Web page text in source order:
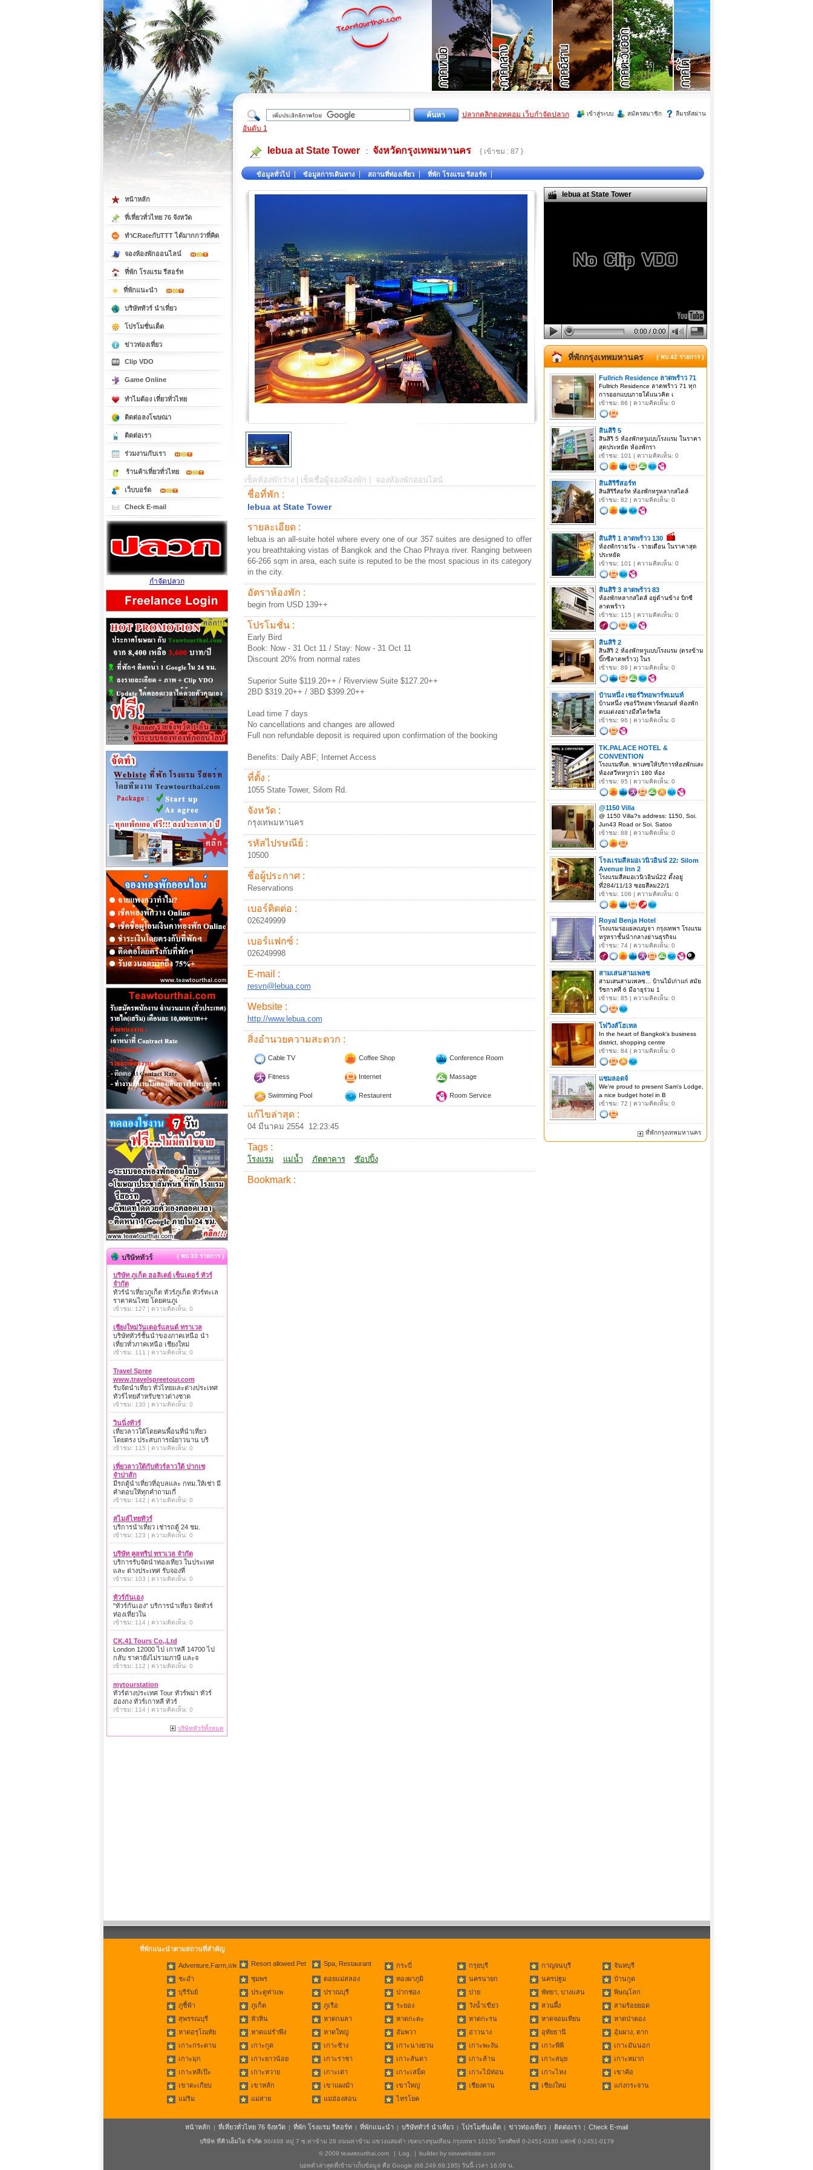
ที่เที่ยวภาคใต้
เข้าสู่ระบบ สมัครสมาชิก ลืมรหัสผ่าน
ปลวกคลิกดอทคอม เว็บกำจัดปลวก
อันดับ 1
lebua at State Tower : จังหวัดกรุงเทพมหานคร { เข้าชม : 87 }
ข้อมูลทั่วไป ข้อมูลการเดินทาง สถานที่ท่องเที่ยว ที่พัก โรงแรม รีสอร์ท
lebua at State Tower
ที่พักกรุงเทพมหานคร { พบ 42 รายการ }
Fullrich Residence ลาดพร้าว 71
Fullrich Residence ลาดพร้าว 71 ทุก
การออกแบบภายใต้แนวคิด เ
เข้าชม: 86 | ความคิดเห็น: 0
สินสิริ 5
สินสิริ 5 ห้องพักหรูแบบโรงแรม ในราคา
สุดประหยัด ห้องพักรา
เข้าชม: 101 | ความคิดเห็น: 0
สินสิริรีสอร์ท
สินสิริรีสอร์ท ห้องพักหรูหลากสไตล์
เข้าชม: 82 | ความคิดเห็น: 0
สินสิริ 1 ลาดพร้าว 130
ห้องพักรายวัน - รายเดือน ในราคาสุด
ประหยัด
เข้าชม: 101 | ความคิดเห็น: 0
สินสิริ 3 ลาดพร้าว 83
ห้องพักหลากสไตส์ อยู่ด้านข้าง บิกซี
ลาดพร้าว
เข้าชม: 115 | ความคิดเห็น: 0
สินสิริ 2
สินสิริ 2 ห้องพักหรูแบบโรงแรม (ตรงข้าม
บิ๊กซีลาดพร้าว) ในร
เข้าชม: 89 | ความคิดเห็น: 0
บ้านหนึ่ง เซอร์วิทอพาร์ทเมนท์
บ้านหนึ่ง เซอร์วิทอพาร์ทเมนท์ ห้องพัก
ตบแต่งอย่างมีสไตร์พร้อ
เข้าชม: 96 | ความคิดเห็น: 0
TK.PALACE HOTEL &
CONVENTION
โรงแรมทีเค. พาเลซให้บริการห้องพักและ
ห้องสวีทหรูกว่า 180 ห้อง
เข้าชม: 95 | ความคิดเห็น: 0
@1150 Villa
@ 1150 Villa?s address: 1150, Soi.
Jun43 Road or Soi. Satoo
เข้าชม: 88 | ความคิดเห็น: 0
โรงเเรมสีลมอเวนิวอินน์ 22: Silom
Avenue Inn 2
โรงเเรมสีลมอเวนิวอินน์22 ตั้งอยู่
ที่284/11/13 ซอยสีลม22/1
เข้าชม: 106 | ความคิดเห็น: 0
Royal Benja Hotel
โรงแรมรอแยลเบญจา กรุงเทพฯ โรงแรม
หรูหราชั้นนำกลางย่านธุรกิจแ
เข้าชม: 74 | ความคิดเห็น: 0
สามเสนสามเพลซ
สามเสนสามเพลซ... บ้านไม้เก่าแก่ สมัย
รัชกาลที่ 6 มีอายุร่วม 1
เข้าชม: 85 | ความคิดเห็น: 0
โฟวิงส์โฮเทล
In the heart of Bangkok's business
district, shopping centre
เข้าชม: 84 | ความคิดเห็น: 0
แซมลอดจ์
We're proud to present Sam's Lodge,
a nice budget hotel in B
เข้าชม: 72 | ความคิดเห็น: 0
ที่พักกรุงเทพมหานคร
เช็คห้องพักว่าง | เช็คชื่อผู้จองห้องพัก | จองห้องพักออนไลน์
ชื่อที่พัก :
lebua at State Tower
รายละเอียด :
lebua is an all-suite hotel where every one of our 357 suites are designed to offer
you breathtaking vistas of Bangkok and the Chao Phraya river. Ranging between
66-266 sqm in area, each suite is reputed to be the most spacious in its category
in the city.
อัตราห้องพัก :
begin from USD 139++
โปรโมชั่น :
Early Bird
Book: Now - 31 Oct 11 / Stay: Now - 31 Oct 11
Discount 20% from normal rates
Superior Suite $119.20++ / Riverview Suite $127.20++
2BD $319.20++ / 3BD $399.20++
Lead time 7 days
No cancellations and changes are allowed
Full non refundable deposit is required upon confirmation of the booking
Benefits: Daily ABF; Internet Access
ที่ตั้ง :
1055 State Tower, Silom Rd.
จังหวัด :
กรุงเทพมหานคร
รหัสไปรษณีย์ :
10500
ชื่อผู้ประกาศ :
Reservations
เบอร์ติดต่อ :
026249999
เบอร์แฟกซ์ :
026249998
E-mail :
resvn@lebua.com
Website :
http://www.lebua.com
สิ่งอำนวยความสะดวก :
Cable TV Coffee Shop Conference Room
Fitness Internet Massage
Swimming Pool Restaurent Room Service
แก้ไขล่าสุด :
04 มีนาคม 2554 12:23:45
Tags :
โรงแรม แม่น้ำ ภัตตาคาร ช๊อปปิ้ง
Bookmark :
หน้าหลัก
ที่เที่ยวทั่วไทย 76 จังหวัด
ทำCRateกับTTT ได้มากกว่าที่คิด
จองห้องพักออนไลน์
ที่พัก โรงแรม รีสอร์ท
ที่พักแนะนำ
บริษัททัวร์ นำเที่ยว
โปรโมชั่นเด็ด
ข่าวท่องเที่ยว
Clip VDO
Game Online
ทำไมต้อง เที่ยวทั่วไทย
ติดต่อลงโฆษณา
ติดต่อเรา
ร่วมงานกับเรา
ร้านค้าเที่ยวทั่วไทย
เว็บบอร์ด
Check E-mail
กำจัดปลวก
บริษัททัวร์ { พบ 33 รายการ }
บริษัท ภูเก็ต ฮอลิเดย์ เซ็นเตอร์ ทัวร์
จำกัด
ทัวร์นำเที่ยวภูเก็ต ทัวร์ภูเก็ต ทัวร์ทะเล
ราคาคนไทย โดยคนภูเ
เข้าชม: 127 | ความคิดเห็น: 0
เชียงใหม่วันเดอร์แลนด์ ทราเวล
บริษัททัวร์ชั้นนำของภาคเหนือ นำ
เที่ยวทั่วภาคเหนือ เชียงใหม่
เข้าชม: 111 | ความคิดเห็น: 0
Travel Spree
www.travelspreetour.com
รับจัดนำเที่ยว ทั่วไทยและต่างประเทศ
ทัวร์ไทยสำหรับชาวต่างชาต
เข้าชม: 130 | ความคิดเห็น: 0
วินนิ่งทัวร์
เที่ยวลาวใต้โดยคนพื้อนที่นำเที่ยว
โดยตรง ประสบการณ์ยาวนาน บริ
เข้าชม: 115 | ความคิดเห็น: 0
เที่ยวลาวใต้กับทัวร์ลาวใต้ ปากเซ
จำปาสัก
มีรถตู้นำเที่ยวที่อุบลและ กทม.ให้เช่า มี
คำตอบให้ทุกคำถามเกี่
เข้าชม: 142 | ความคิดเห็น: 0
สไมล์ไทยทัวร์
บริการนำเที่ยว เช่ารถตู้ 24 ชม.
เข้าชม: 123 | ความคิดเห็น: 0
บริษัท คูลทริป ทราเวล จำกัด
บริการรับจัดนำท่องเที่ยว ในประเทศ
และ ต่างประเทศ รับจองที่
เข้าชม: 103 | ความคิดเห็น: 0
ทัวร์กันเอง
"ทัวร์กันเอง" บริการนำเที่ยว จัดทัวร์
ท่องเที่ยวใน
เข้าชม: 114 | ความคิดเห็น: 0
CK.41 Tours Co.,Ltd
London 12000 ไป เกาหลี 14700 ไป
กลับ ราคายังไม่รวมภาษี และจ
เข้าชม: 112 | ความคิดเห็น: 0
mytourstation
ทัวร์ต่างประเทศ Tour ทัวร์พม่า ทัวร์
ฮ่องกง ทัวร์เกาหลี ทัวร์
เข้าชม: 114 | ความคิดเห็น: 0
บริษัททัวร์ทั้งหมด
ที่พักแนะนำตามสถานที่สำคัญ
Adventure,Farm,แพ Resort allowed Pet Spa, Restaurant กระบี่ กรุยบุรี กาญจนบุรี
จันทบุรี
ชะอำ
ชุมพร ดอยแม่สลอง ทองผาภูมิ นครนายก นครปฐม
บ้านกูด
บุรีรัมย์
ประตูท่าแพ ปราณบุรี ปากช่อง ปาย พัทยา, บางแสน
พิษณุโลก
ภูชี้ฟ้า
ภูเก็ต ภูเรือ ระยอง วังน้ำเขียว สวนผึ้ง
สามร้อยยอด
สุพรรณบุรี
หัวหิน หาดกมลา หาดกะตะ หาดกะรน หาดจอมเทียน
หาดป่าตอง
หาดอรุโณทัย
หาดแม่รำพึง หาดใหญ่ อัมพวา อ่าวนาง อุทัยธานี
อุ้มผาง, ตาก
เกาะกระดาน
เกาะกูด เกาะช้าง เกาะนางยวน เกาะพะงัน เกาะพีพี
เกาะมันนอก
เกาะมุก
เกาะยาวน้อย เกาะราชา เกาะลันตา เกาะล้าน เกาะสมุย
เกาะหมาก
เกาะหลีเป๊ะ
เกาะหวาย เกาะเต่า เกาะเสม็ด เกาะไม้ท่อน เกาะไหง
เขาค้อ
เขาตะเกียบ
เขาหลัก เขาแผงม้า เขาใหญ่ เชียงคาน เชียงใหม่
แก่งกระจาน
แม่ริม
แม่สาย แม่ฮ่องสอน ไทรโยค
หน้าหลัก | ที่เที่ยวทั่วไทย 76 จังหวัด | ที่พัก โรงแรม รีสอร์ท | ที่พักแนะนำ | บริษัททัวร์ นำเที่ยว | โปรโมชั่นเด็ด | ข่าวท่องเที่ยว | ติดต่อเรา | Check E-mail
บริษัท ทีคิวเอ็มไอ จำกัด 96/498 หมู่ 7 ซ.ท่าข้าม 28 ถนนท่าข้าม แขวงแสมดำ เขตบางขุนเทียน กรุงเทพฯ 10150 โทรศัพท์ 0-2451-0180 แฟกซ์ 0-2451-0179
© 2009 teawtourthai.com | Log. | builder by ninewebsite.com
บอทตัวล่าสุดที่เข้ามาเก็บข้อมูล คือ Google (66.249.69.195) วันนี้ เวลา 16.09 น.